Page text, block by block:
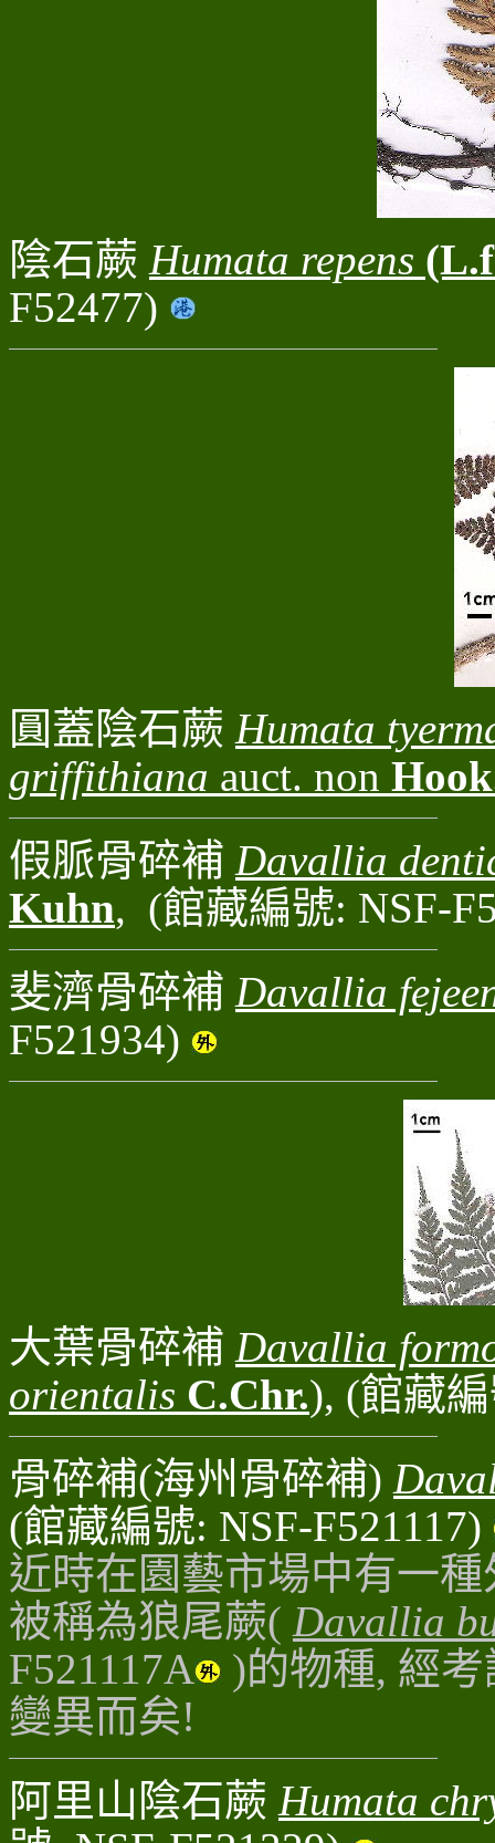
陰石蕨 Humata repens
F52477)
圓蓋陰石蕨 Humata
griffithiana auct. non
假脈骨碎補 Davallia
Kuhn, (館藏編號: NSF-
斐濟骨碎補 Davallia
F521934)
大葉骨碎補 Davallia
orientalis C.Chr.), (館藏
骨碎補(海州骨碎補)
(館藏編號: NSF-F521117)
近時在園藝市場中有一
被稱為狼尾蕨( Davallia
F521117A
)的物種, 經
變異而矣!
阿里山陰石蕨 Humata